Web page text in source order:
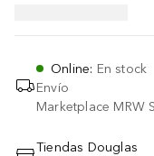
Online: En stock
Envío
Marketplace MRW
Tiendas Douglas